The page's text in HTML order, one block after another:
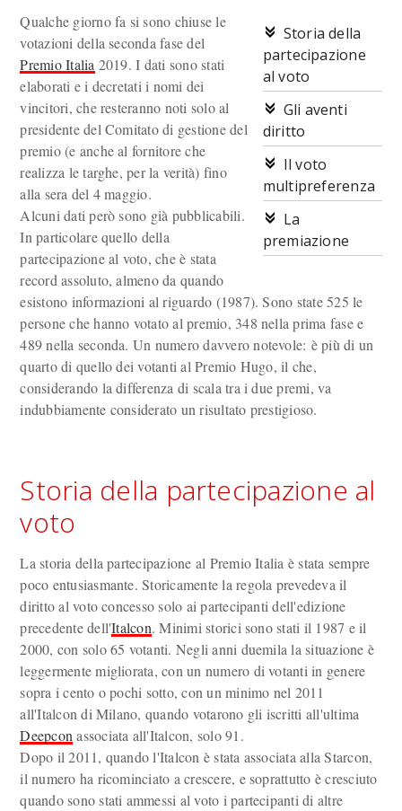
Storia della
partecipazione
al voto
Gli aventi
diritto
Il voto
multipreferenza
La
premiazione
Qualche giorno fa si sono chiuse le
votazioni della seconda fase del
Premio Italia 2019. I dati sono stati
elaborati e i decretati i nomi dei
vincitori, che resteranno noti solo al
presidente del Comitato di gestione del
premio (e anche al fornitore che
realizza le targhe, per la verità) fino
alla sera del 4 maggio.
Alcuni dati però sono già pubblicabili.
In particolare quello della
partecipazione al voto, che è stata
record assoluto, almeno da quando
esistono informazioni al riguardo (1987). Sono state 525 le
persone che hanno votato al premio, 348 nella prima fase e
489 nella seconda. Un numero davvero notevole: è più di un
quarto di quello dei votanti al Premio Hugo, il che,
considerando la differenza di scala tra i due premi, va
indubbiamente considerato un risultato prestigioso.
Storia della partecipazione al
voto
La storia della partecipazione al Premio Italia è stata sempre
poco entusiasmante. Storicamente la regola prevedeva il
diritto al voto concesso solo ai partecipanti dell'edizione
precedente dell'Italcon. Minimi storici sono stati il 1987 e il
2000, con solo 65 votanti. Negli anni duemila la situazione è
leggermente migliorata, con un numero di votanti in genere
sopra i cento o pochi sotto, con un minimo nel 2011
all'Italcon di Milano, quando votarono gli iscritti all'ultima
Deepcon associata all'Italcon, solo 91.
Dopo il 2011, quando l'Italcon è stata associata alla Starcon,
il numero ha ricominciato a crescere, e soprattutto è cresciuto
quando sono stati ammessi al voto i partecipanti di altre